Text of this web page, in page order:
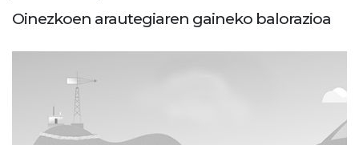
Oinezkoen arautegiaren gaineko balorazioa